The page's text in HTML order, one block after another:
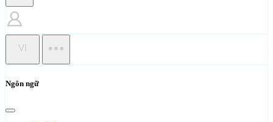
VI
Ngôn ngữ